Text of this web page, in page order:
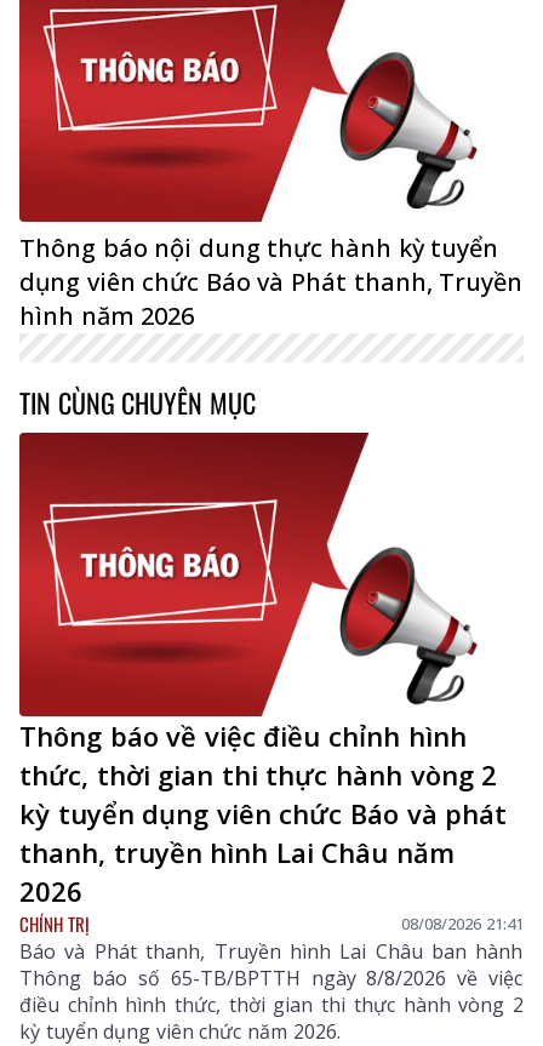
Thông báo nội dung thực hành kỳ tuyển
dụng viên chức Báo và Phát thanh, Truyền
hình năm 2026
TIN CÙNG CHUYÊN MỤC
Thông báo về việc điều chỉnh hình
thức, thời gian thi thực hành vòng 2
kỳ tuyển dụng viên chức Báo và phát
thanh, truyền hình Lai Châu năm
2026
CHÍNH TRỊ 08/08/2026 21:41
Báo và Phát thanh, Truyền hình Lai Châu ban hành
Thông báo số 65-TB/BPTTH ngày 8/8/2026 về việc
điều chỉnh hình thức, thời gian thi thực hành vòng 2
kỳ tuyển dụng viên chức năm 2026.